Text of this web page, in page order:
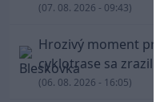
(07. 08. 2026 - 09:43)
Hrozivý moment pre
cyklotrase sa zrazil s
(06. 08. 2026 - 16:05)